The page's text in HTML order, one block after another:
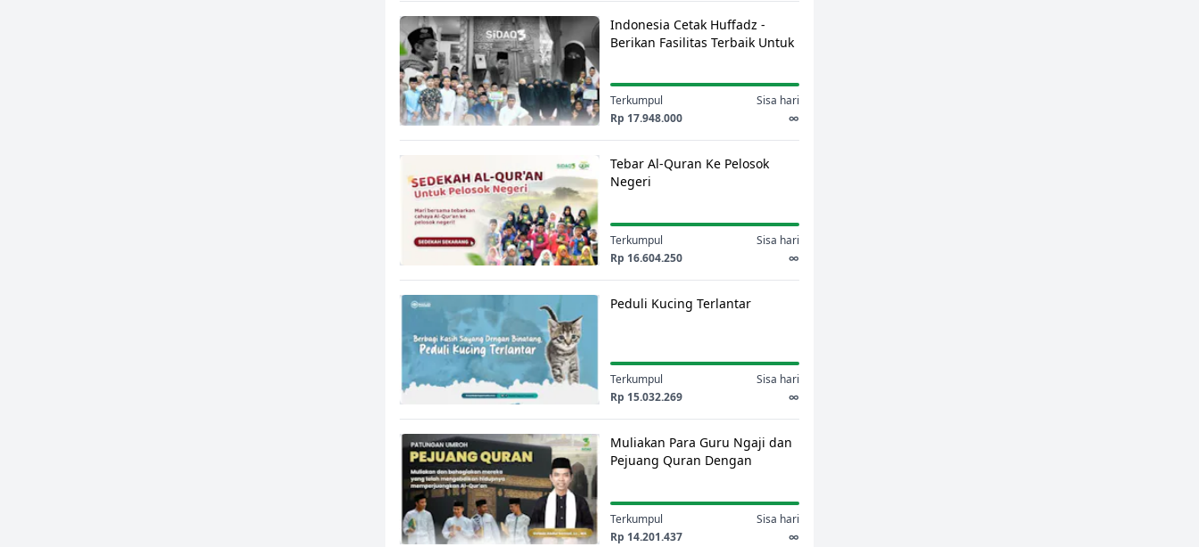
Indonesia Cetak Huffadz -
Berikan Fasilitas Terbaik Untuk
Terkumpul
Rp 17.948.000
Sisa hari
∞
Indonesia
Cetak
Huffadz
-
Berikan
Fasilitas
Terbaik
Untuk
Santri
Haffidz
Tebar Al-Quran Ke Pelosok
Negeri
Terkumpul
Rp 16.604.250
Sisa hari
∞
Tebar
Al-
Quran
Ke
Pelosok
Peduli Kucing Terlantar
Terkumpul
Rp 15.032.269
Sisa hari
∞
Peduli
Kucing
Terlantar
Muliakan Para Guru Ngaji dan
Pejuang Quran Dengan
Terkumpul
Rp 14.201.437
Sisa hari
∞
Muliakan
Para
Guru
Ngaji
dan
Pejuang